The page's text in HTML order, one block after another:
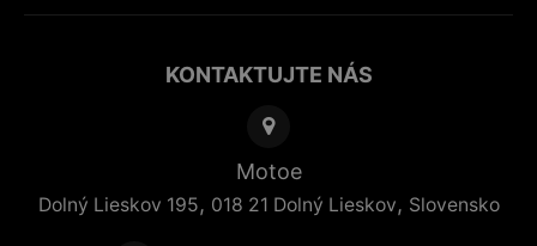
KONTAKTUJTE NÁS
Motoe
Dolný Lieskov 195, 018 21 Dolný Lieskov, Slovensko